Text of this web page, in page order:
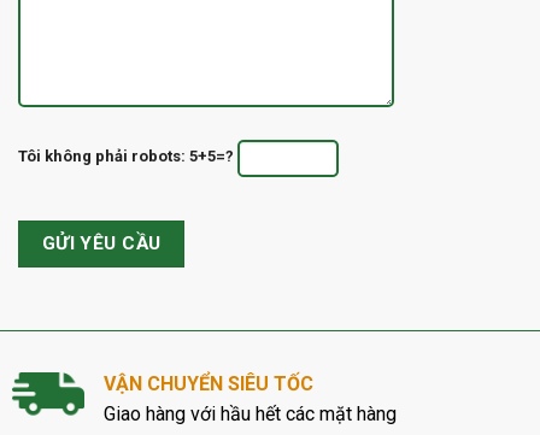
Tôi không phải robots: 5+5=?
VẬN CHUYỂN SIÊU TỐC
Giao hàng với hầu hết các mặt hàng